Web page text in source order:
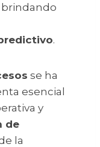
brindando
.
se ha
esencial
y
de
la